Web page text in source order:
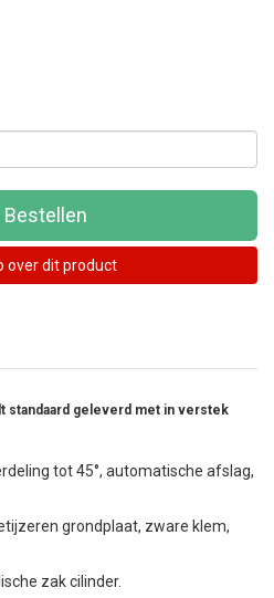
Bestellen
over dit product
standaard geleverd met in verstek
tot 45°, automatische afslag,
grondplaat, zware klem,
zak cilinder.